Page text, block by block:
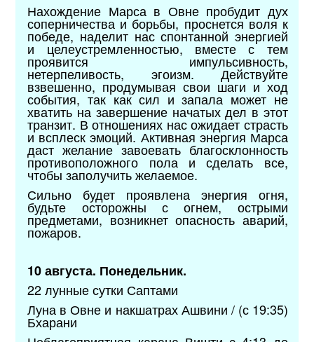
Нахождение Марса в Овне пробудит дух
соперничества и борьбы, проснется воля к
победе, наделит нас спонтанной энергией
и целеустремленностью, вместе с тем
проявится импульсивность,
нетерпеливость, эгоизм. Действуйте
взвешенно, продумывая свои шаги и ход
события, так как сил и запала может не
хватить на завершение начатых дел в этот
транзит. В отношениях нас ожидает страсть
и всплеск эмоций. Активная энергия Марса
даст желание завоевать благосклонность
противоположного пола и сделать все,
чтобы заполучить желаемое.
Сильно будет проявлена энергия огня,
будьте осторожны с огнем, острыми
предметами, возникнет опасность аварий,
пожаров.
10 августа. Понедельник.
22 лунные сутки Саптами
Луна в Овне и накшатрах Ашвини / (с 19:35)
Бхарани